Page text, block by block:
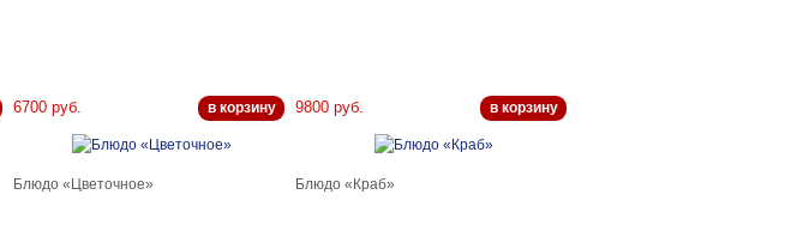
6700 руб. в корзину 9800 руб. в корзину
Блюдо «Цветочное» Блюдо «Краб»